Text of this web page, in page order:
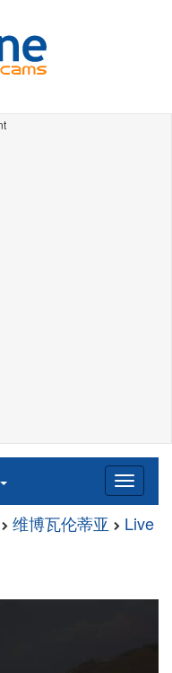
维博瓦伦蒂亚 Live